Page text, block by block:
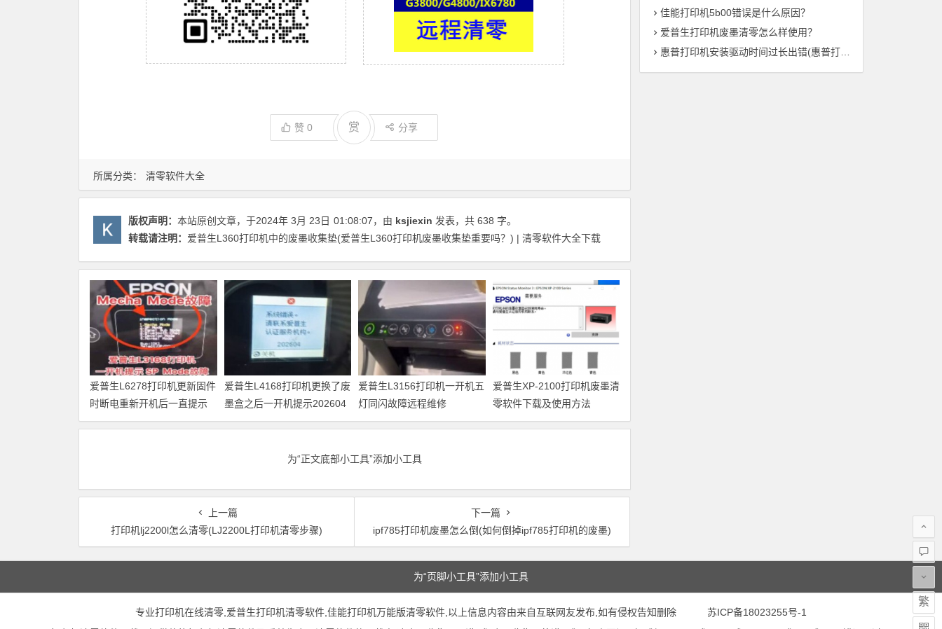
所属分类： 清零软件大全
赞 0 赏 分享
版权声明： 本站原创文章，于2024年 3月 23日 01:08:07，由 ksjiexin 发表，共 638 字。
转载请注明： 爱普生L360打印机中的废墨收集垫(爱普生L360打印机废墨收集垫重要吗？) | 清零软件大全下载
爱普生L6278打印机更新固件
时断电重新开机后一直提示
Recovery Mode故障
爱普生L4168打印机更换了废
墨盒之后一开机提示202604
故障代码维修
爱普生L3156打印机一开机五
灯同闪故障远程维修
爱普生XP-2100打印机废墨清
零软件下载及使用方法
为“正文底部小工具”添加小工具
上一篇
打印机lj2200l怎么清零(LJ2200L打印机清零步骤)
下一篇
ipf785打印机废墨怎么倒(如何倒掉ipf785打印机的废墨)
佳能打印机5b00错误是什么原因？
爱普生打印机废墨清零怎么样使用？
惠普打印机安装驱动时间过长出错(惠普打印机驱动安装时间异常——解决方法总结)
为“页脚小工具”添加小工具
专业打印机在线清零,爱普生打印机清零软件,佳能打印机万能版清零软件,以上信息内容由来自互联网友发布,如有侵权告知删除 苏ICP备18023255号-1
繁